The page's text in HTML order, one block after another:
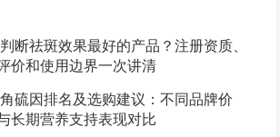
断祛斑效果最好的产品？注册资质、
价和使用边界一次讲清
硫因排名及选购建议：不同品牌价
长期营养支持表现对比